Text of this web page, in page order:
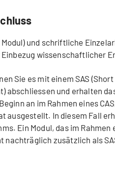
und schriftliche
wissenschaftlicher
Sie es mit einem SAS
abschliessen und erhalten
an im Rahmen eines
ausgestellt. In diesem Fall
Ein Modul, das im Rahmen
nachträglich zusätzlich als